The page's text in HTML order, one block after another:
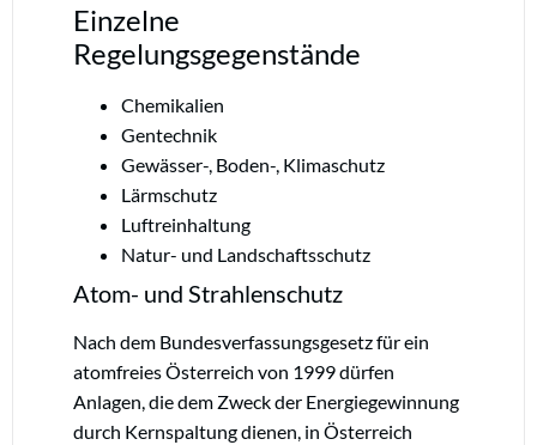
Einzelne
Regelungsgegenstände
Chemikalien
Gentechnik
Gewässer-, Boden-, Klimaschutz
Lärmschutz
Luftreinhaltung
Natur- und Landschaftsschutz
Atom- und Strahlenschutz
Nach dem Bundesverfassungsgesetz für ein
atomfreies Österreich von 1999 dürfen
Anlagen, die dem Zweck der Energiegewinnung
durch Kernspaltung dienen, in Österreich